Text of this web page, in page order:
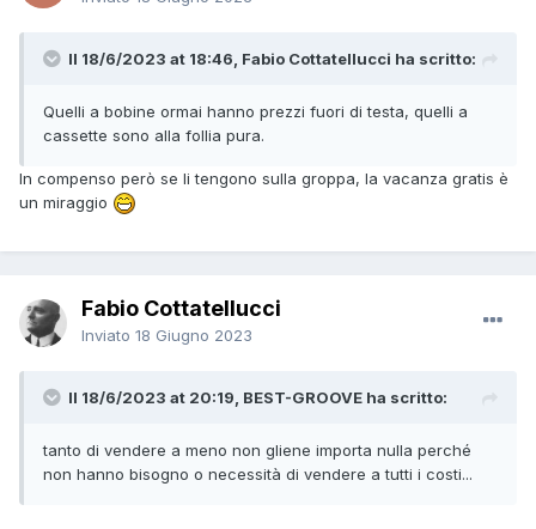
Il 18/6/2023 at 18:46, Fabio Cottatellucci ha scritto:
Quelli a bobine ormai hanno prezzi fuori di testa, quelli a
cassette sono alla follia pura.
In compenso però se li tengono sulla groppa, la vacanza gratis è
un miraggio
Fabio Cottatellucci
Inviato 18 Giugno 2023
Il 18/6/2023 at 20:19, BEST-GROOVE ha scritto:
tanto di vendere a meno non gliene importa nulla perché
non hanno bisogno o necessità di vendere a tutti i costi...